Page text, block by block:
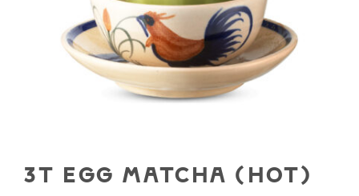
3T EGG MATCHA (HOT)